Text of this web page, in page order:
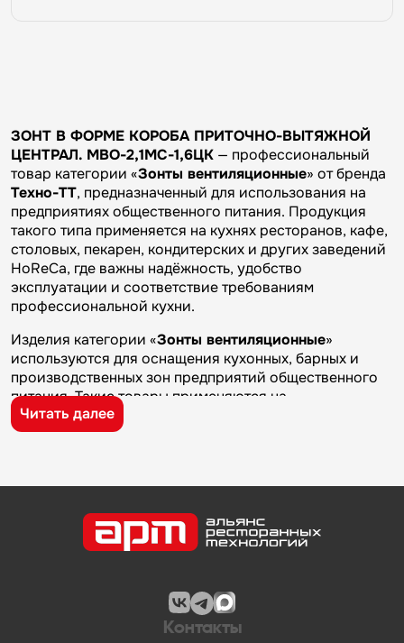
ЗОНТ В ФОРМЕ КОРОБА ПРИТОЧНО-ВЫТЯЖНОЙ
ЦЕНТРАЛ. МВО-2,1МС-1,6ЦК — профессиональный
товар категории «Зонты вентиляционные» от бренда
Техно-ТТ, предназначенный для использования на
предприятиях общественного питания. Продукция
такого типа применяется на кухнях ресторанов, кафе,
столовых, пекарен, кондитерских и других заведений
HoReCa, где важны надёжность, удобство
эксплуатации и соответствие требованиям
профессиональной кухни.
Изделия категории «Зонты вентиляционные»
используются для оснащения кухонных, барных и
производственных зон предприятий общественного
питания. Такие товары применяются на
профессиональных кухнях ресторанов и кафе, в
столовых, пекарнях, кондитерских и на пищевых
работы.
Техно-ТТизвестен на рынке
профессионального оборудования и кухонного
производителя используется на предприятиях
общественного питания и подходит для эксплуатации
в условиях профессиональной кухни.
Читать далее
Контакты